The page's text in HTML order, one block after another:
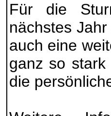
Für die
nächstes
auch eine
ganz so
die